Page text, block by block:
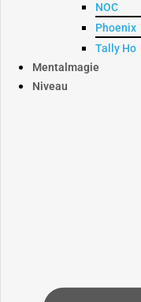
NOC
Phoenix
Tally Ho
Mentalmagie
Niveau